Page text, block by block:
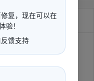
复，现在可以在
验！
馈支持